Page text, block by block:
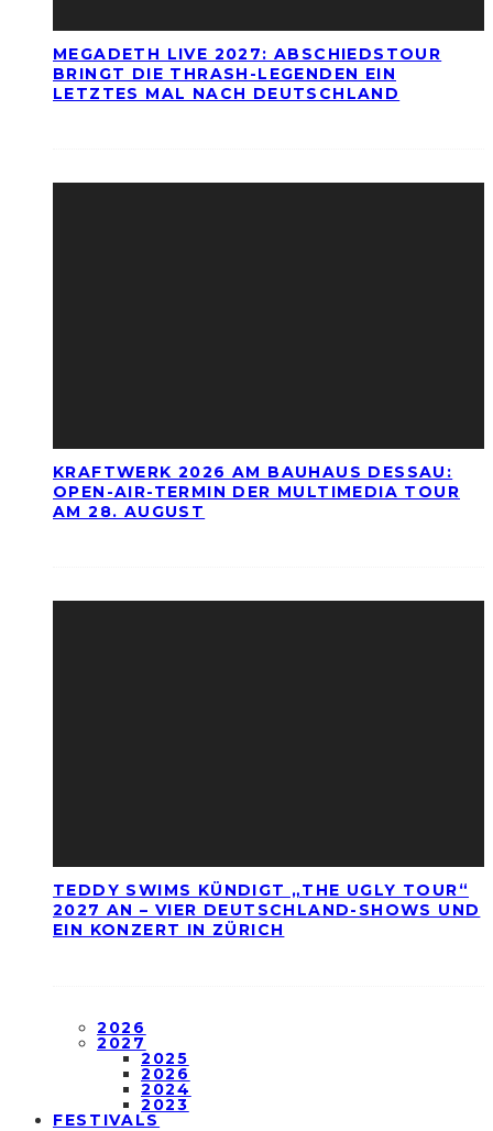
MEGADETH LIVE 2027: ABSCHIEDSTOUR
BRINGT DIE THRASH-LEGENDEN EIN
LETZTES MAL NACH DEUTSCHLAND
KRAFTWERK 2026 AM BAUHAUS DESSAU:
OPEN-AIR-TERMIN DER MULTIMEDIA TOUR
AM 28. AUGUST
TEDDY SWIMS KÜNDIGT „THE UGLY TOUR“
2027 AN – VIER DEUTSCHLAND-SHOWS UND
EIN KONZERT IN ZÜRICH
2026
2027
2025
2026
2024
2023
FESTIVALS